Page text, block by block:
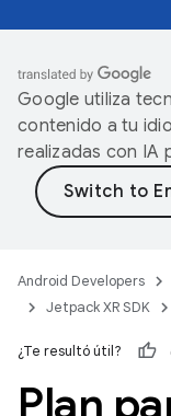
Google utiliza
contenido a tu
realizadas con IA
Android Developers
Jetpack XR SDK
¿Te resultó útil?
Plan